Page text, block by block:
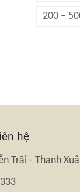
200 –
hệ
Trãi - Thanh